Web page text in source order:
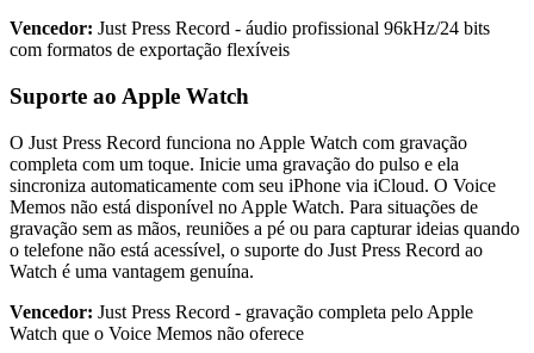
Vencedor: Just Press Record - áudio profissional 96kHz/24 bits
com formatos de exportação flexíveis
Suporte ao Apple Watch
O Just Press Record funciona no Apple Watch com gravação
completa com um toque. Inicie uma gravação do pulso e ela
sincroniza automaticamente com seu iPhone via iCloud. O Voice
Memos não está disponível no Apple Watch. Para situações de
gravação sem as mãos, reuniões a pé ou para capturar ideias quando
o telefone não está acessível, o suporte do Just Press Record ao
Watch é uma vantagem genuína.
Vencedor: Just Press Record - gravação completa pelo Apple
Watch que o Voice Memos não oferece